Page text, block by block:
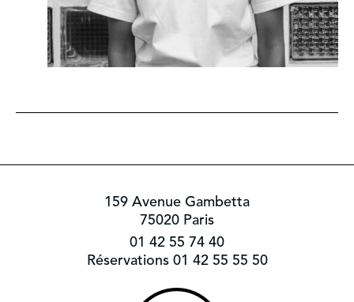
159 Avenue Gambetta
75020 Paris
01 42 55 74 40
Réservations 01 42 55 55 50